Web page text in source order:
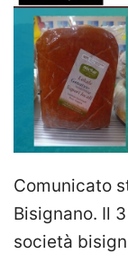
Comunicato
Bisignano. Il
società